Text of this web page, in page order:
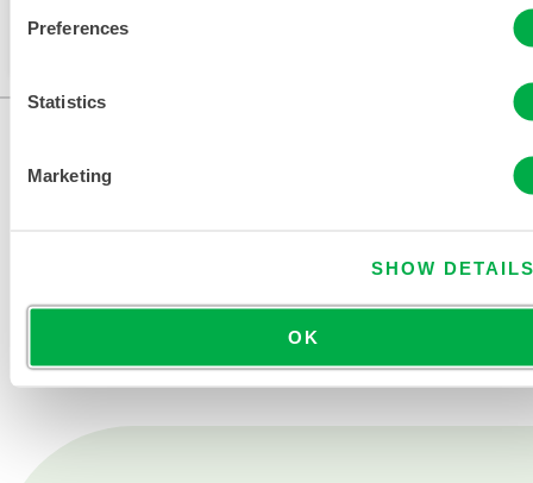
Preferences
Statistics
Marketing
SHOW
OK
KONTAKT